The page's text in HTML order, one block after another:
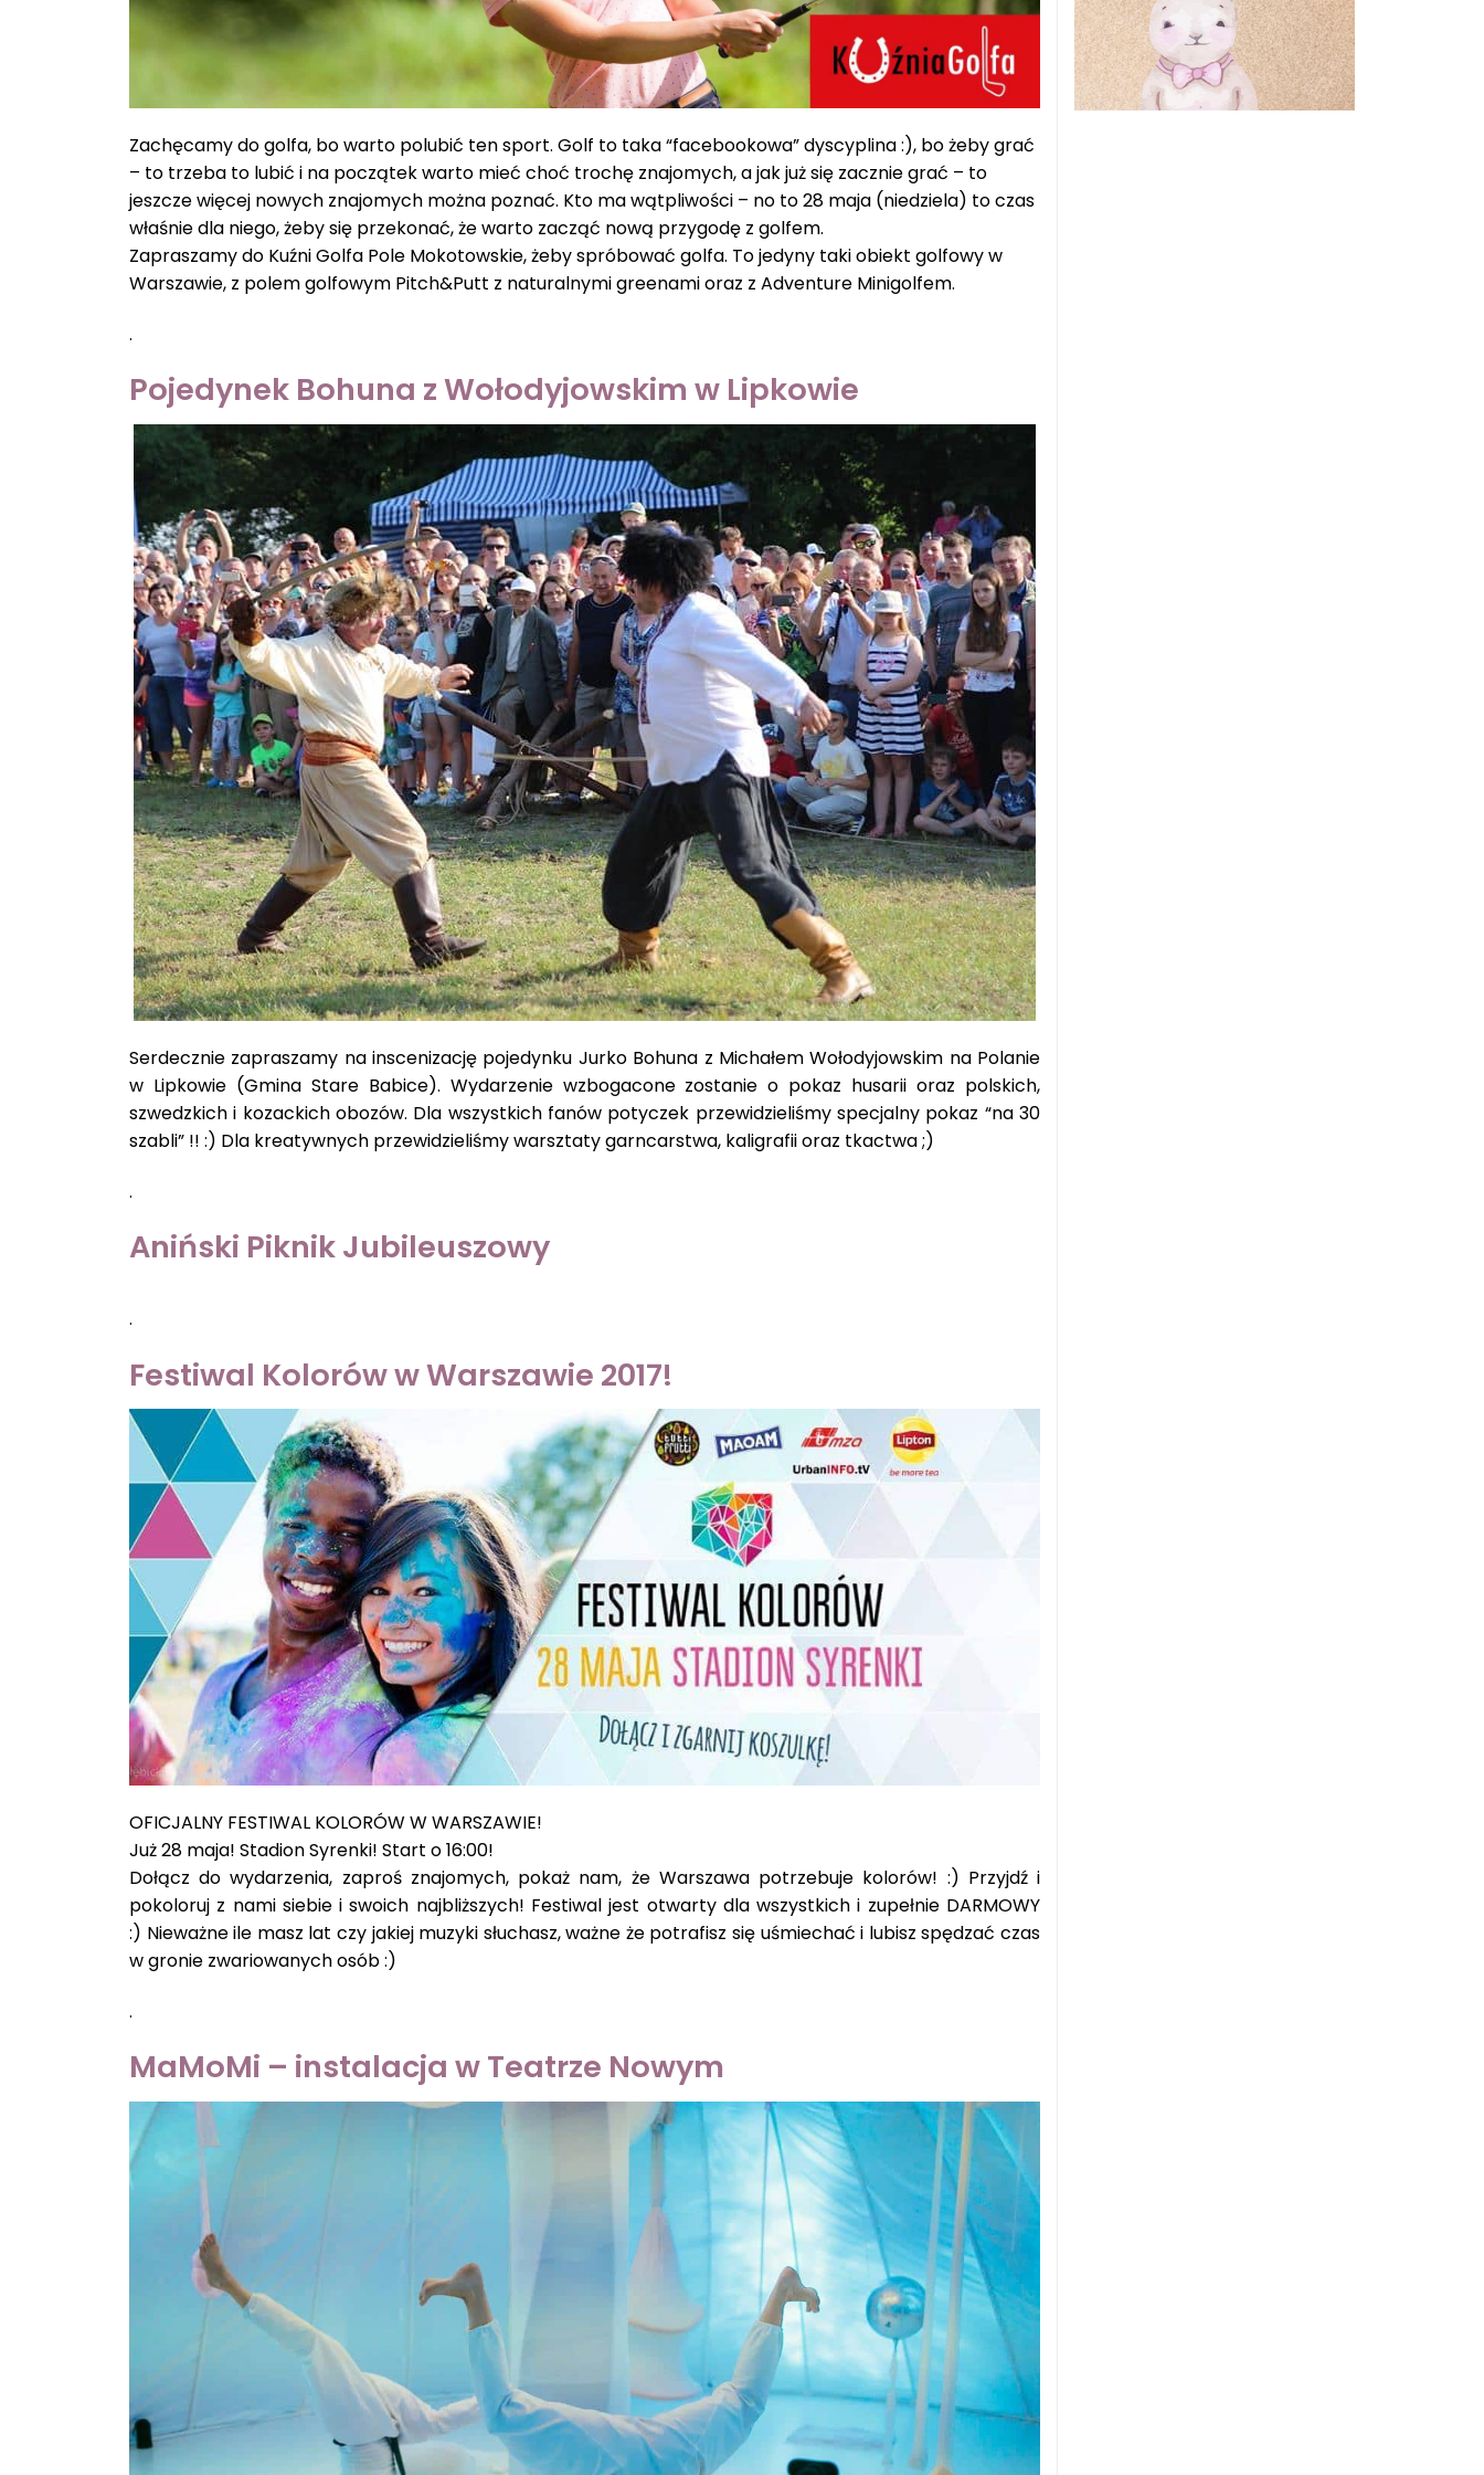
Zachęcamy do golfa, bo warto polubić ten sport. Golf to taka “facebookowa” dyscyplina :), bo żeby grać
– to trzeba to lubić i na początek warto mieć choć trochę znajomych, a jak już się zacznie grać – to
jeszcze więcej nowych znajomych można poznać. Kto ma wątpliwości – no to 28 maja (niedziela) to czas
właśnie dla niego, żeby się przekonać, że warto zacząć nową przygodę z golfem.
Zapraszamy do Kuźni Golfa Pole Mokotowskie, żeby spróbować golfa. To jedyny taki obiekt golfowy w
Warszawie, z polem golfowym Pitch&Putt z naturalnymi greenami oraz z Adventure Minigolfem.
.
Pojedynek Bohuna z Wołodyjowskim w Lipkowie
Serdecznie zapraszamy na inscenizację pojedynku Jurko Bohuna z Michałem Wołodyjowskim na Polanie
w Lipkowie (Gmina Stare Babice). Wydarzenie wzbogacone zostanie o pokaz husarii oraz polskich,
szwedzkich i kozackich obozów. Dla wszystkich fanów potyczek przewidzieliśmy specjalny pokaz “na 30
szabli” !! :) Dla kreatywnych przewidzieliśmy warsztaty garncarstwa, kaligrafii oraz tkactwa ;)
.
Aniński Piknik Jubileuszowy
.
Festiwal Kolorów wWarszawie 2017!
OFICJALNY FESTIWAL KOLORÓW W WARSZAWIE!
Już 28 maja! Stadion Syrenki! Start o 16:00!
Dołącz do wydarzenia, zaproś znajomych, pokaż nam, że Warszawa potrzebuje kolorów! :) Przyjdź i
pokoloruj z nami siebie i swoich najbliższych! Festiwal jest otwarty dla wszystkich i zupełnie DARMOWY
:) Nieważne ile masz lat czy jakiej muzyki słuchasz, ważne że potrafisz się uśmiechać i lubisz spędzać czas
w gronie zwariowanych osób :)
.
MaMoMi – instalacja w Teatrze Nowym